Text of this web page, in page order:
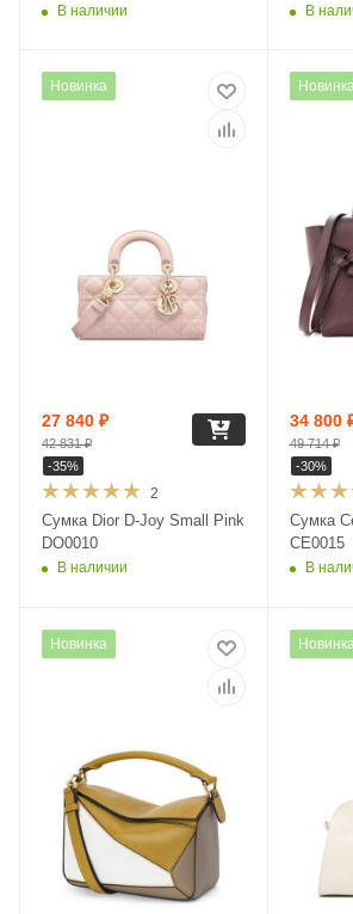
В наличии В
Новинка
2
Сумка Dior D-Joy Small Pink
DO0010
В наличии
27 840 ₽
42 831₽
-35%
Сумка
CE0015
В
34 800
49 714₽
-30%
Новинка Новинка